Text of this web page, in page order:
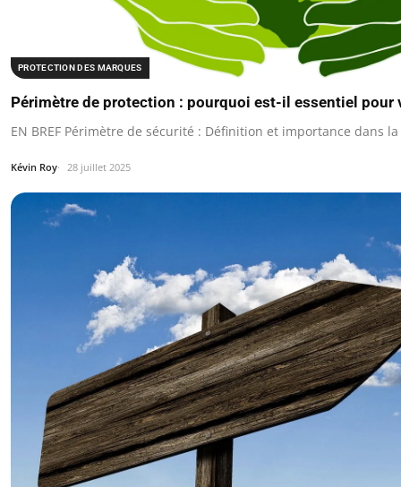
PROTECTION DES MARQUES
Périmètre de protection : pourquoi est-il essentiel pour
EN BREF Périmètre de sécurité : Définition et importance dans
Kévin Roy 28 juillet 2025